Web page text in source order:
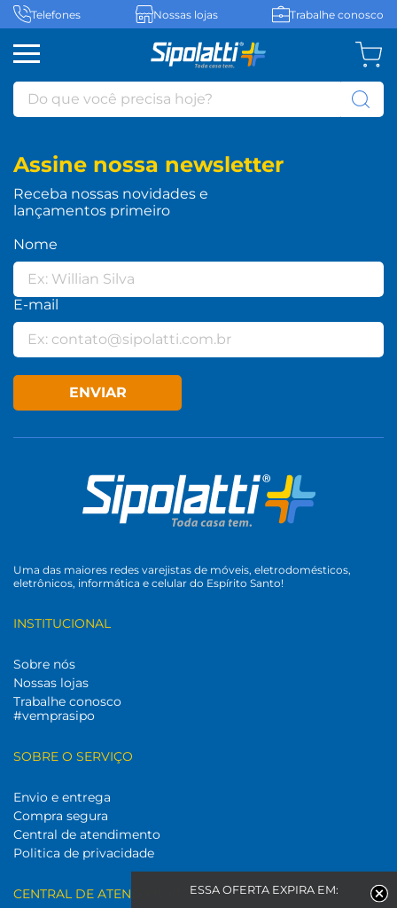
Telefones Nossas lojas Trabalhe conosco
Do que você precisa hoje?
Assine nossa newsletter
Receba nossas novidades e
lançamentos primeiro
Nome
E-mail
ENVIAR
Uma das maiores redes varejistas de móveis, eletrodomésticos,
eletrônicos, informática e celular do Espírito Santo!
INSTITUCIONAL
Sobre nós
Nossas lojas
Trabalhe conosco
#vemprasipo
SOBRE O SERVIÇO
Envio e entrega
Compra segura
Central de atendimento
Politica de privacidade
CENTRAL DE ATENDIMENTOESSA OFERTA EXPIRA EM: